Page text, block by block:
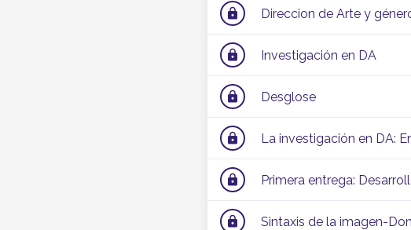
lock Direccion de Arte y
lock Investigación en DA
lock Desglose
lock La investigación en DA:
lock Primera entrega:
lock Sintaxis de la imagen-